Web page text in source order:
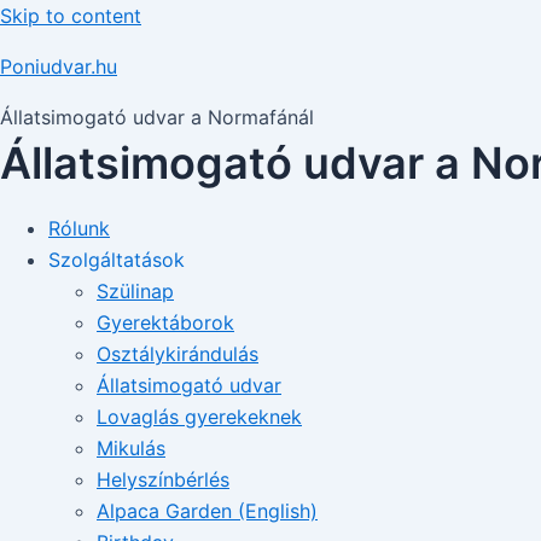
Skip to content
Poniudvar.hu
Állatsimogató udvar a Normafánál
Állatsimogató udvar a
Rólunk
Szolgáltatások
Szülinap
Gyerektáborok
Osztálykirándulás
Állatsimogató udvar
Lovaglás gyerekeknek
Mikulás
Helyszínbérlés
Alpaca Garden (English)